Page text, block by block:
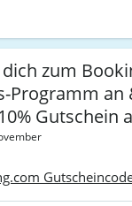
zum
Programm an
Gutschein